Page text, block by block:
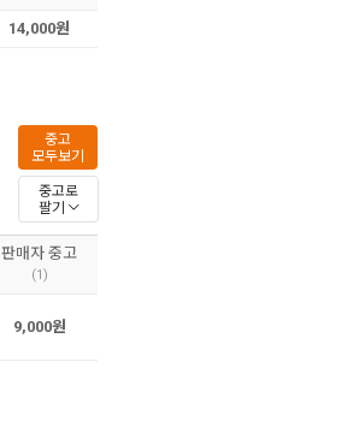
14,000원
중고
모두보기
중고로
팔기
판매자 중고
(1)
9,000원